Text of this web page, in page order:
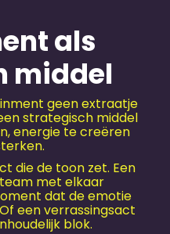
als
middel
geen extraatje
strategisch middel
energie te creëren
die de toon zet. Een
met elkaar
dat de emotie
een verrassingsact
blok.